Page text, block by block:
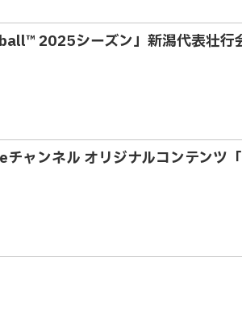
2025シーズン」新潟代表壮行
ャンネル オリジナルコンテンツ